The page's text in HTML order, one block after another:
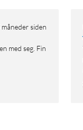
måneder siden